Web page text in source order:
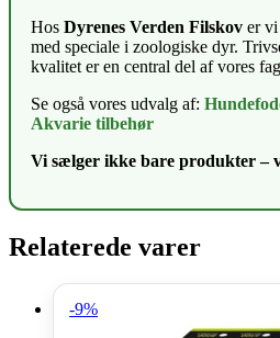
Hos Dyrenes Verden Filskov er vi
med speciale i zoologiske dyr.
kvalitet er en central del af vores
Se også vores udvalg af:
Akvarie tilbehør
Vi sælger ikke bare produkter –
Relaterede varer
-9%